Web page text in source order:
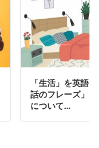
「生活」を英語
話のフレーズ」
について…